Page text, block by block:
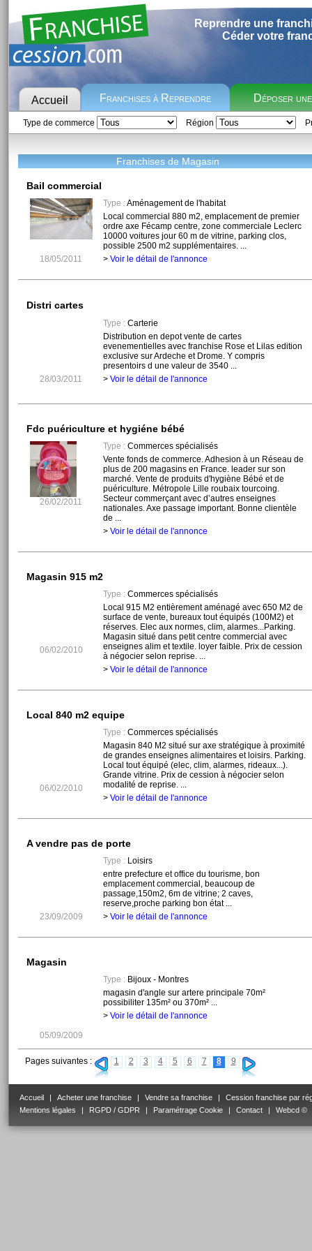
Reprendre une
Céder votre
Accueil Franchises à Reprendre Déposer
Type de commerce Région
Franchises de Magasin
Bail commercial
18/05/2011
Type :Aménagement de l'habitat
Local commercial 880 m2, emplacement de premier
ordre axe Fécamp centre, zone commerciale Leclerc
10000 voitures jour 60 m de vitrine, parking clos,
possible 2500 m2 supplémentaires. ...
> Voir le détail de l'annonce
Distri cartes
28/03/2011
Type :Carterie
Distribution en depot vente de cartes
evenementielles avec franchise Rose et Lilas edition
exclusive sur Ardeche et Drome. Y compris
presentoirs d une valeur de 3540 ...
> Voir le détail de l'annonce
Fdc puériculture et hygiéne bébé
26/02/2011
Type :Commerces spécialisés
Vente fonds de commerce. Adhesion à un Réseau de
plus de 200 magasins en France. leader sur son
marché. Vente de produits d'hygiène Bébé et de
puériculture. Métropole Lille roubaix tourcoing.
Secteur commerçant avec d’autres enseignes
nationales. Axe passage important. Bonne clientèle
de ...
> Voir le détail de l'annonce
Magasin 915 m2
06/02/2010
Type :Commerces spécialisés
Local 915 M2 entièrement aménagé avec 650 M2 de
surface de vente, bureaux tout équipés (100M2) et
réserves. Elec aux normes, clim, alarmes...Parking.
Magasin situé dans petit centre commercial avec
enseignes alim et textile. loyer faible. Prix de cession
à négocier selon reprise. ...
> Voir le détail de l'annonce
Local 840 m2 equipe
06/02/2010
Type :Commerces spécialisés
Magasin 840 M2 situé sur axe stratégique à proximité
de grandes enseignes alimentaires et loisirs. Parking.
Local tout équipé (elec, clim, alarmes, rideaux...).
Grande vitrine. Prix de cession à négocier selon
modalité de reprise. ...
> Voir le détail de l'annonce
A vendre pas de porte
23/09/2009
Type :Loisirs
entre prefecture et office du tourisme, bon
emplacement commercial, beaucoup de
passage,150m2, 6m de vitrine; 2 caves,
reserve,proche parking bon état ...
> Voir le détail de l'annonce
Magasin
05/09/2009
Type :Bijoux - Montres
magasin d'angle sur artere principale 70m²
possibiliter 135m² ou 370m² ...
> Voir le détail de l'annonce
Pages suivantes : 1 2 3 4 5 6 7 8 9
Accueil Acheter une franchise Vendre sa franchise
Cession franchise par
Mentions légales
RGPD / GDPR Paramétrage Cookie Contact Webcd ©